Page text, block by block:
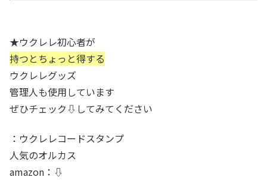
★ウクレレ初心者が
持つとちょっと得する
ウクレレグッズ
管理人も使用しています
ぜひチェック⇩してみてください
：ウクレレコードスタンプ
人気のオルカス
amazon：⇩